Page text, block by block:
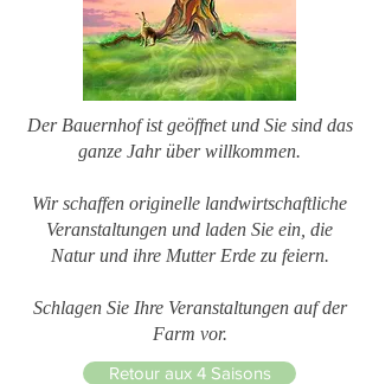
Der Bauernhof ist geöffnet und Sie sind das
ganze Jahr über willkommen.
Wir schaffen originelle landwirtschaftliche
Veranstaltungen und laden Sie ein, die
Natur und ihre Mutter Erde zu feiern.
Schlagen Sie Ihre Veranstaltungen auf der
Farm vor.
Retour aux 4 Saisons